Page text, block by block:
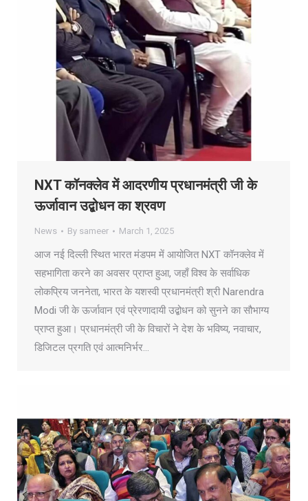
NXT कॉनक्लेव में आदरणीय प्रधानमंत्री जी के
ऊर्जावान उद्बोधन का श्रवण
News By sameer March 1, 2025
आज नई दिल्ली स्थित भारत मंडपम में आयोजित NXT कॉनक्लेव में
सहभागिता करने का अवसर प्राप्त हुआ, जहाँ विश्व के सर्वाधिक
लोकप्रिय जननेता, भारत के यशस्वी प्रधानमंत्री श्री Narendra
Modi जी के ऊर्जावान एवं प्रेरणादायी उद्बोधन को सुनने का सौभाग्य
प्राप्त हुआ। प्रधानमंत्री जी के विचारों ने देश के भविष्य, नवाचार,
डिजिटल प्रगति एवं आत्मनिर्भर…